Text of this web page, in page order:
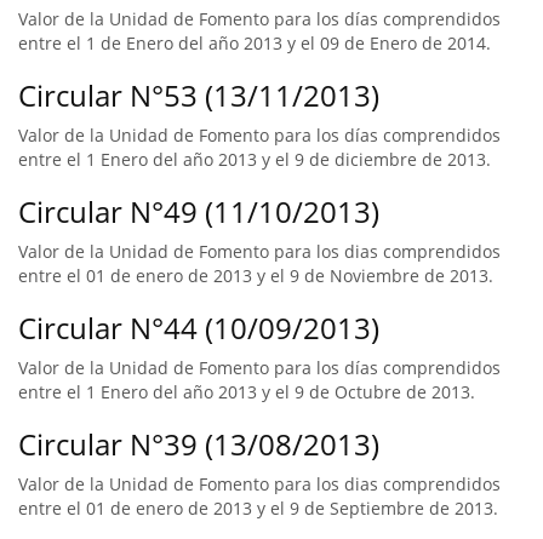
Valor de la Unidad de Fomento para los días comprendidos
entre el 1 de Enero del año 2013 y el 09 de Enero de 2014.
Circular N°53 (13/11/2013)
Valor de la Unidad de Fomento para los días comprendidos
entre el 1 Enero del año 2013 y el 9 de diciembre de 2013.
Circular N°49 (11/10/2013)
Valor de la Unidad de Fomento para los dias comprendidos
entre el 01 de enero de 2013 y el 9 de Noviembre de 2013.
Circular N°44 (10/09/2013)
Valor de la Unidad de Fomento para los días comprendidos
entre el 1 Enero del año 2013 y el 9 de Octubre de 2013.
Circular N°39 (13/08/2013)
Valor de la Unidad de Fomento para los dias comprendidos
entre el 01 de enero de 2013 y el 9 de Septiembre de 2013.